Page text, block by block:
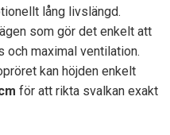
lång livslängd.
som gör det enkelt att
och maximal ventilation.
kan höjden enkelt
för att rikta svalkan exakt